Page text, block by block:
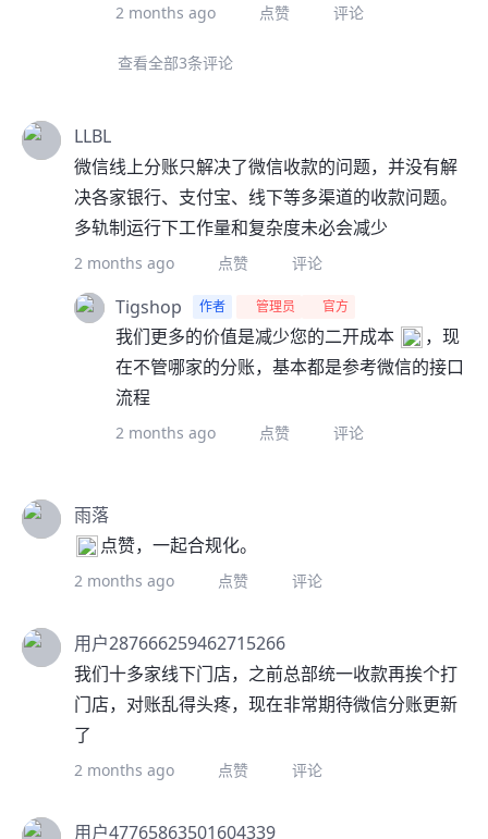
2 months ago 点赞 评论
查看全部3条评论
LLBL
微信线上分账只解决了微信收款的问题，并没有解
决各家银行、支付宝、线下等多渠道的收款问题。
多轨制运行下工作量和复杂度未必会减少
2 months ago 点赞 评论
Tigshop 作者 管理员 官方
我们更多的价值是减少您的二开成本
，现
在不管哪家的分账，基本都是参考微信的接口
流程
2 months ago 点赞 评论
雨落
点赞，一起合规化。
2 months ago 点赞 评论
用户287666259462715266
我们十多家线下门店，之前总部统一收款再挨个打
门店，对账乱得头疼，现在非常期待微信分账更新
了
2 months ago 点赞 评论
用户47765863501604339